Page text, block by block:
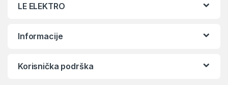
LE ELEKTRO
Informacije
Korisnička podrška